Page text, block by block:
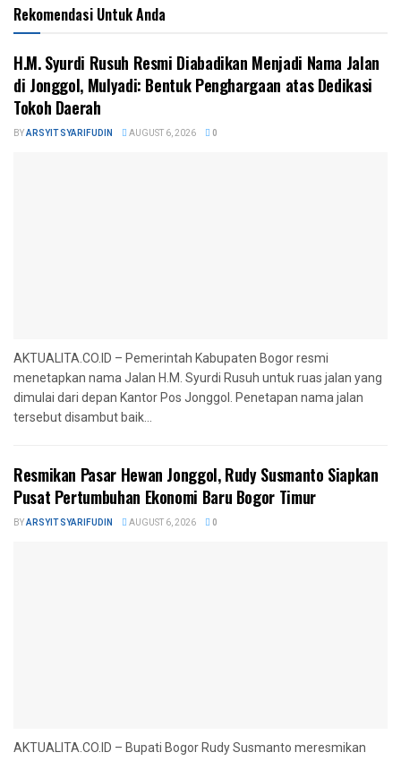
Rekomendasi Untuk Anda
H.M. Syurdi Rusuh Resmi Diabadikan Menjadi Nama Jalan
di Jonggol, Mulyadi: Bentuk Penghargaan atas Dedikasi
Tokoh Daerah
BYARSYIT SYARIFUDIN AUGUST 6, 2026 0
AKTUALITA.CO.ID – Pemerintah Kabupaten Bogor resmi
menetapkan nama Jalan H.M. Syurdi Rusuh untuk ruas jalan yang
dimulai dari depan Kantor Pos Jonggol. Penetapan nama jalan
tersebut disambut baik...
Resmikan Pasar Hewan Jonggol, Rudy Susmanto Siapkan
Pusat Pertumbuhan Ekonomi Baru Bogor Timur
BYARSYIT SYARIFUDIN AUGUST 6, 2026 0
AKTUALITA.CO.ID – Bupati Bogor Rudy Susmanto meresmikan